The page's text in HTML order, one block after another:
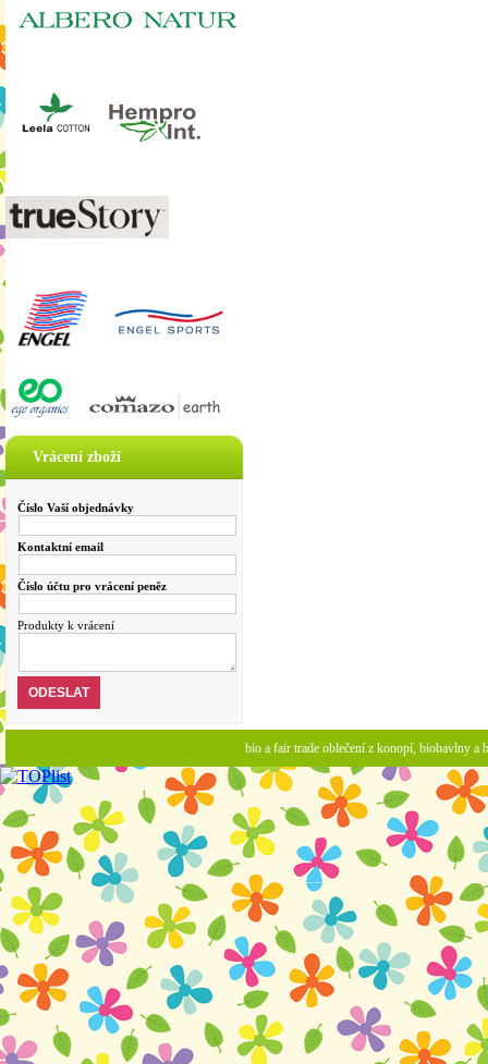
Vrácení zboží
Číslo Vaší objednávky
Kontaktní email
Číslo účtu pro vrácení peněz
Produkty k vrácení
bio a fair trade oblečení z konopí, biobavlny a